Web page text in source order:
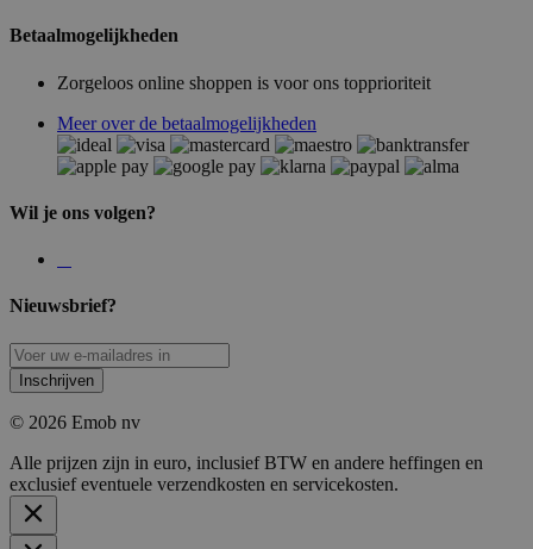
Betaalmogelijkheden
Zorgeloos online shoppen is voor ons topprioriteit
Meer over de betaalmogelijkheden
Wil je ons volgen?
Nieuwsbrief?
Inschrijven
© 2026 Emob nv
Alle prijzen zijn in euro, inclusief BTW en andere heffingen en
exclusief eventuele verzendkosten en servicekosten.